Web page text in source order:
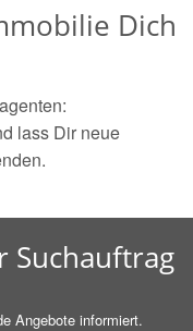
Dich
lass Dir neue
Suchauftrag
Angebote informiert.